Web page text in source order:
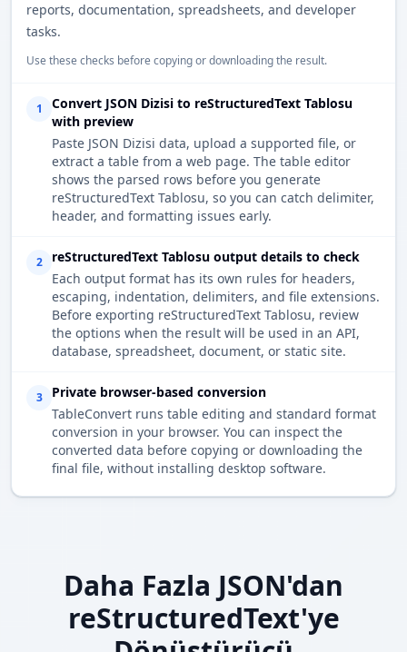
reports, documentation, spreadsheets, and developer
tasks.
Use these checks before copying or downloading the result.
1
Convert JSON Dizisi to reStructuredText Tablosu
with preview
Paste JSON Dizisi data, upload a supported file, or
extract a table from a web page. The table editor
shows the parsed rows before you generate
reStructuredText Tablosu, so you can catch delimiter,
header, and formatting issues early.
2
reStructuredText Tablosu output details to check
Each output format has its own rules for headers,
escaping, indentation, delimiters, and file extensions.
Before exporting reStructuredText Tablosu, review
the options when the result will be used in an API,
database, spreadsheet, document, or static site.
3
Private browser-based conversion
TableConvert runs table editing and standard format
conversion in your browser. You can inspect the
converted data before copying or downloading the
final file, without installing desktop software.
Daha Fazla JSON'dan
reStructuredText'ye